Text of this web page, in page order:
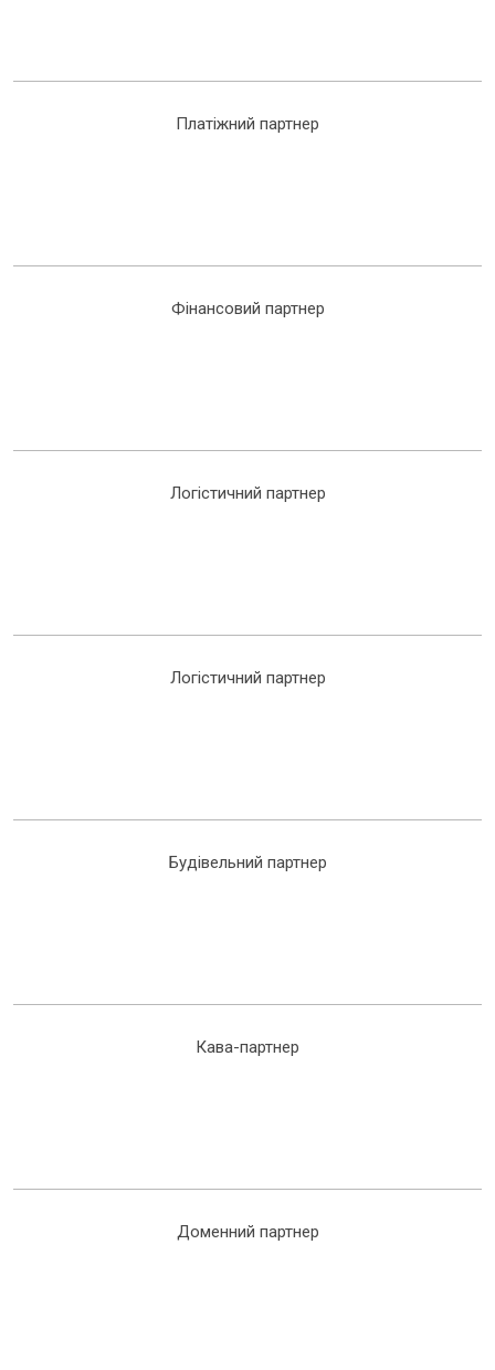
Платіжний партнер
Фінансовий партнер
Логістичний партнер
Логістичний партнер
Будівельний партнер
Кава-партнер
Доменний партнер